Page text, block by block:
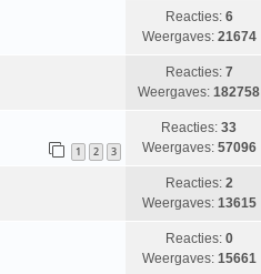
Reacties: 6
Weergaves: 21674
Reacties: 7
Weergaves: 182758
1 2 3
Reacties: 33
Weergaves: 57096
Reacties: 2
Weergaves: 13615
Reacties: 0
Weergaves: 15661